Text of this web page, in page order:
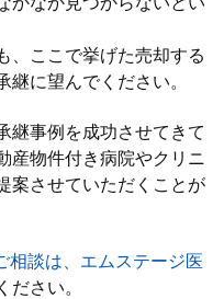
、ここで挙げた売却する
に望んでください。
継事例を成功させてきて
産物件付き病院やクリニ
案させていただくことが
相談は、エムステージ医
ださい。